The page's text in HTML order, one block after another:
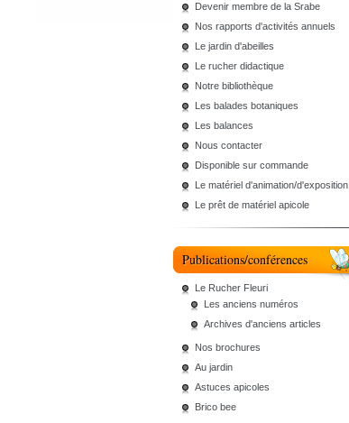
Devenir membre de la Srabe
Nos rapports d'activités annuels
Le jardin d'abeilles
Le rucher didactique
Notre bibliothèque
Les balades botaniques
Les balances
Nous contacter
Disponible sur commande
Le matériel d'animation/d'exposition
Le prêt de matériel apicole
Publications/conférences
Le Rucher Fleuri
Les anciens numéros
Archives d'anciens articles
Nos brochures
Au jardin
Astuces apicoles
Brico bee